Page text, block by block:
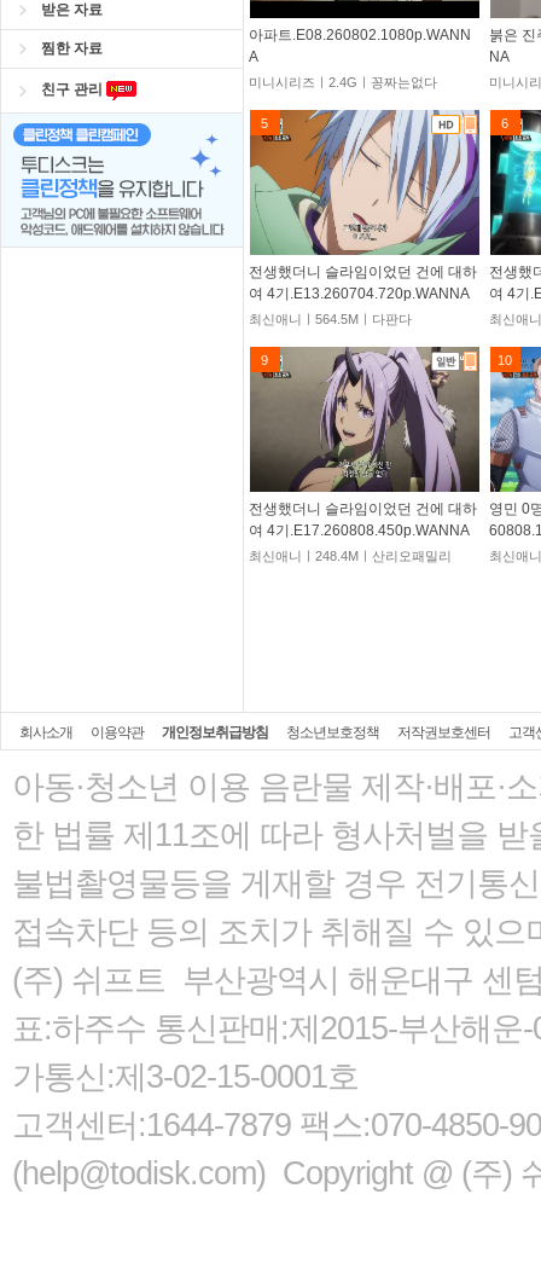
받은 자료
찜한 자료
친구 관리
아파트.E08.260802.1080p.WANN
A
미니시리즈ㅣ2.4Gㅣ꽁짜는없다
붉은
NA
미니시
5
전생했더니 슬라임이었던 건에 대하
여 4기.E13.260704.720p.WANNA
최신애니ㅣ564.5Mㅣ다판다
6
전생했
여 4기
최신애
9
전생했더니 슬라임이었던 건에 대하
여 4기.E17.260808.450p.WANNA
최신애니ㅣ248.4Mㅣ산리오패밀리
10
영민 0
최신애
회사소개 이용약관 개인정보취급방침 청소년보호정책 저작권보호센터 고객
아동·청소년 이용 음란물 제작·배포·
한 법률 제11조에 따라 형사처벌을 받
불법촬영물등을 게재할 경우 전기통
접속차단 등의 조치가 취해질 수 있으
(주) 쉬프트 부산광역시 해운대구 센
표:하주수 통신판매:제2015-부산해
가통신:제3-02-15-0001호
고객센터:1644-7879 팩스:070-4850-
(help@todisk.com) Copyright @ (주)